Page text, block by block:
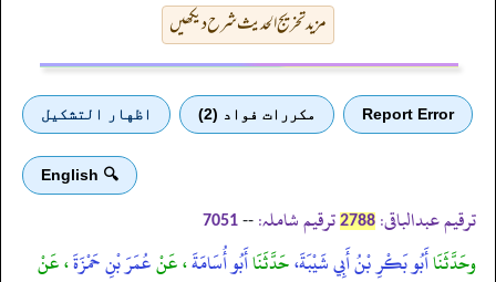
مزید تخریج الحدیث شرح دیکھیں
Report Error مكررات فواد (2) اظهار التشكيل
🔍 English
ترقیم عبدالباقی: 2788 ترقیم شاملہ: --
7051
وحَدَّثَنَاأَبُو بَكْرِ بْنُ أَبِي شَيْبَةَ،حَدَّثَنَاأَبُو أُسَامَةَ، عَنْعُمَرَ بْنِ حَمْزَةَ، عَنْ